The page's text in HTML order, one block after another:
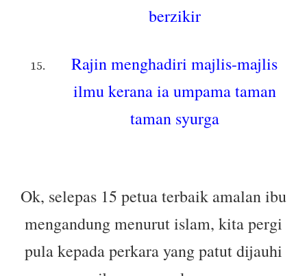
berzikir
Rajin menghadiri majlis-majlis
ilmu kerana ia umpama taman
taman syurga
Ok, selepas 15 petua terbaik amalan ibu
mengandung menurut islam, kita pergi
pula kepada perkara yang patut dijauhi